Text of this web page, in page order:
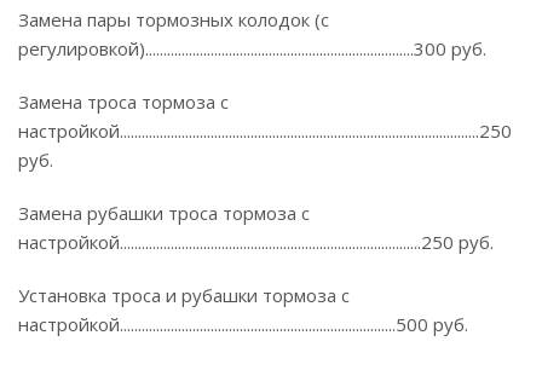
Замена пары тормозных колодок (с
регулировкой)..........................................................................300 руб.
Замена троса тормоза с
настройкой...................................................................................................250
руб.
Замена рубашки троса тормоза с
настройкой...................................................................................250 руб.
Установка троса и рубашки тормоза с
настройкой............................................................................500 руб.